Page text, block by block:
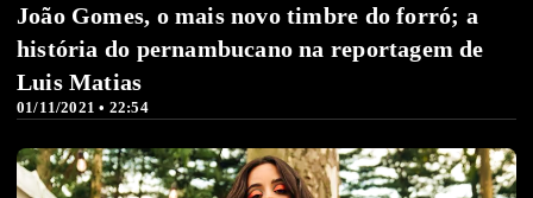
01/11/2021 • 22:54
João Gomes, o mais novo timbre do forró; a
história do pernambucano na reportagem de
Luis Matias